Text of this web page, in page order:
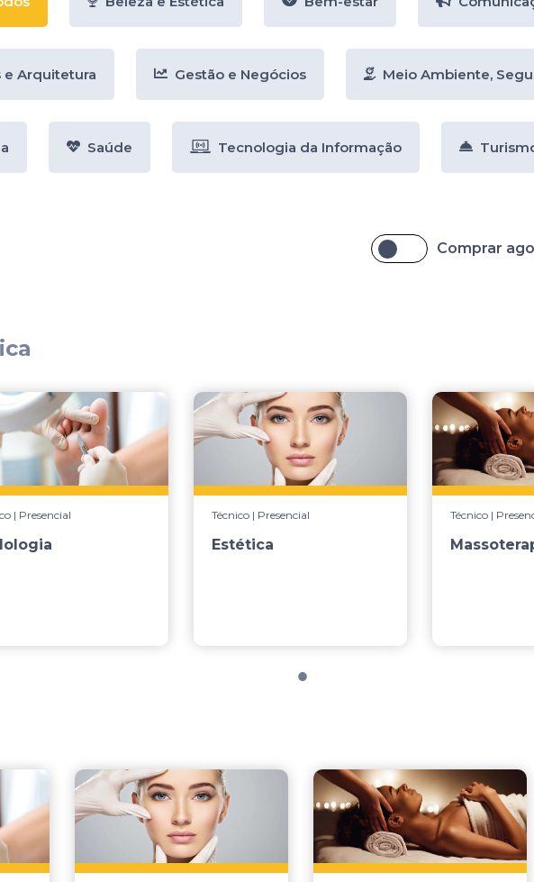
e Arquitetura Gestão e Negócios Meio Ambiente,
Saúde Tecnologia da Informação
Comprar
| Presencial Técnico | Presencial
Estética
Técnico |